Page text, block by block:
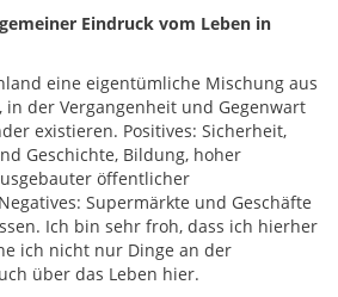
Eindruck vom Leben in
eine eigentümliche Mischung aus
der Vergangenheit und Gegenwart
existieren. Positives: Sicherheit,
Geschichte, Bildung, hoher
öffentlicher
Supermärkte und Geschäfte
Ich bin sehr froh, dass ich hierher
ich nicht nur Dinge an der
über das Leben hier.